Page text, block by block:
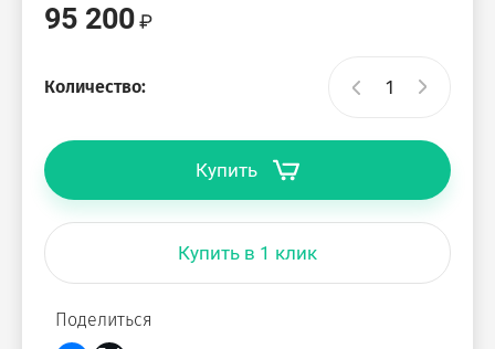
95 200
Количество:
Купить
Купить в 1 клик
Поделиться